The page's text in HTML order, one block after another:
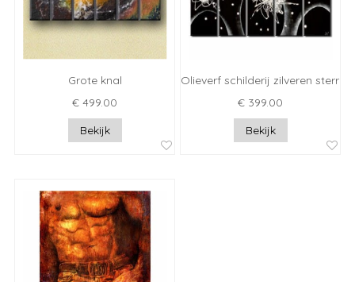
Grote knal
€ 499.00
Bekijk
Olieverf schilderij zilveren sterren
€ 399.00
Bekijk